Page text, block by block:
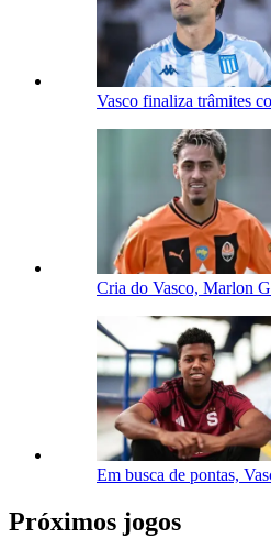
Vasco finaliza trâmites
Cria do Vasco, Marlon
Em busca de pontas,
Próximos jogos